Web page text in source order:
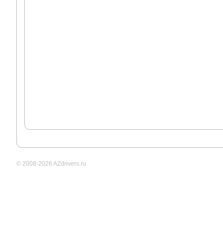
© 2008-2026 AZdrivers.ru